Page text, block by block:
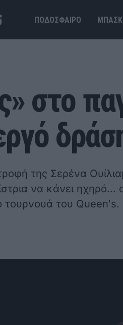
ΠΟΔΟΣΦΑΙΡΟ
στο
της Σερένα
να κάνει
τουρνουά του Queen's.